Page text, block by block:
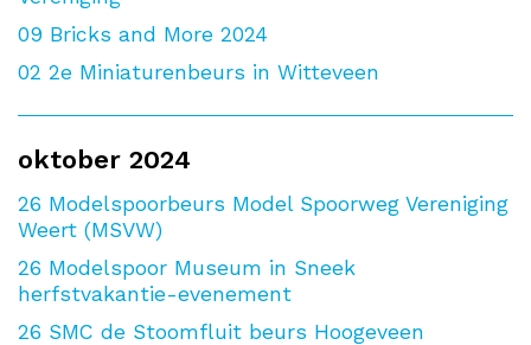
09 Bricks and More 2024
02 2e Miniaturenbeurs in Witteveen
oktober 2024
26 Modelspoorbeurs Model Spoorweg Vereniging
Weert (MSVW)
26 Modelspoor Museum in Sneek
herfstvakantie-evenement
26 SMC de Stoomfluit beurs Hoogeveen